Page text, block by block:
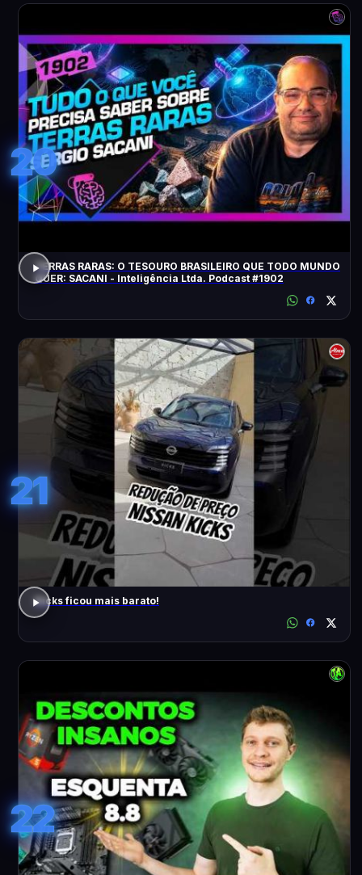
20
TERRAS RARAS: O TESOURO BRASILEIRO QUE TODO MUNDO
QUER: SACANI - Inteligência Ltda. Podcast #1902
21
Kicks ficou mais barato!
22